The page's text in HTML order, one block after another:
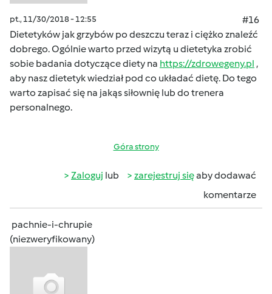
pt., 11/30/2018 - 12:55
#16
Dietetyków jak grzybów po deszczu teraz i ciężko znaleźć
dobrego. Ogólnie warto przed wizytą u dietetyka zrobić
sobie badania dotyczące diety na https://zdrowegeny.pl ,
aby nasz dietetyk wiedział pod co układać dietę. Do tego
warto zapisać się na jakąs siłownię lub do trenera
personalnego.
Góra strony
Zaloguj lub zarejestruj sięaby dodawać
komentarze
pachnie-i-chrupie
(niezweryfikowany)